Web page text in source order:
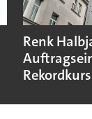
Renk
Rekordkurs